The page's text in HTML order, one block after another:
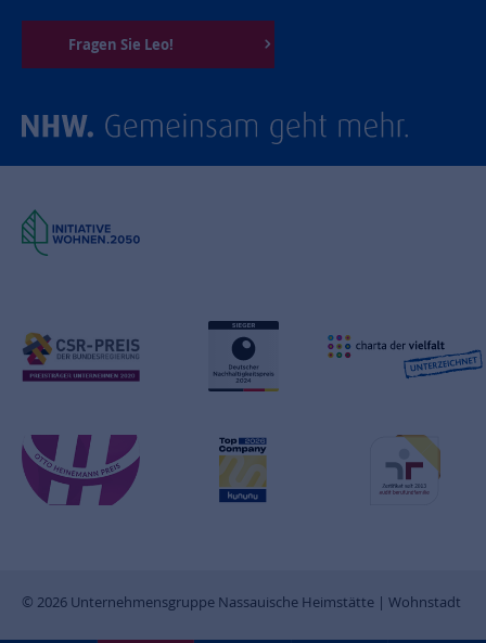
Fragen Sie Leo!
© 2026 Unternehmensgruppe Nassauische Heimstätte | Wohnstadt